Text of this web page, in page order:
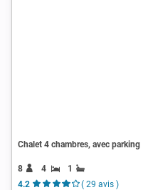
Chalet 4 chambres, avec parking
8 4
1
4.2
( 29 avis )